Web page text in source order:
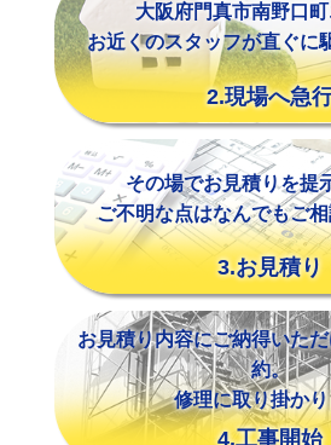
大阪府門真市南野口
お近くのスタッフが直ぐに
2.現場へ急
その場でお見積りを提
ご不明な点はなんでもご
3.お見積り
お見積り内容にご納得いた
約。
修理に取り掛か
4.工事開始